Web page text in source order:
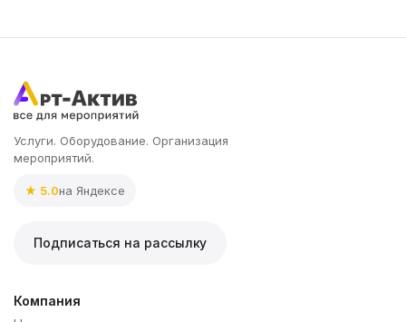
Услуги. Оборудование. Организация
мероприятий.
★ 5.0на Яндексе
Подписаться на рассылку
Компания